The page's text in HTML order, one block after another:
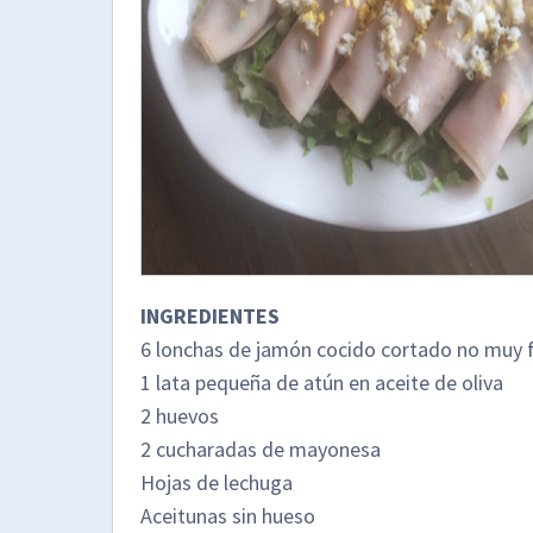
INGREDIENTES
6 lonchas de jamón cocido cortado no muy
1 lata pequeña de atún en aceite de oliva
2 huevos
2 cucharadas de mayonesa
Hojas de lechuga
Aceitunas sin hueso